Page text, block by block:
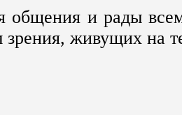
и рады
живущих на